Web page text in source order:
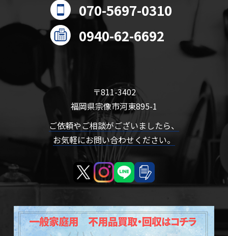
070-5697-0310
0940-62-6692
〒811-3402
福岡県宗像市河東895-1
ご依頼やご相談がございましたら、
お気軽にお問い合わせください。